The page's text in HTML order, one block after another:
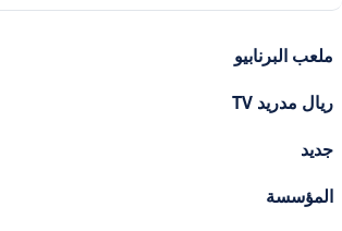
ملعب البرنابيو
ريال مدريد TV
جديد
المؤسسة